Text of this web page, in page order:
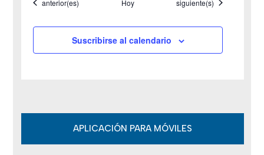
v
e
o
anterior(es) Hoy siguiente(s)
Suscribirse al calendario
APLICACIÓN PARA MÓVILES